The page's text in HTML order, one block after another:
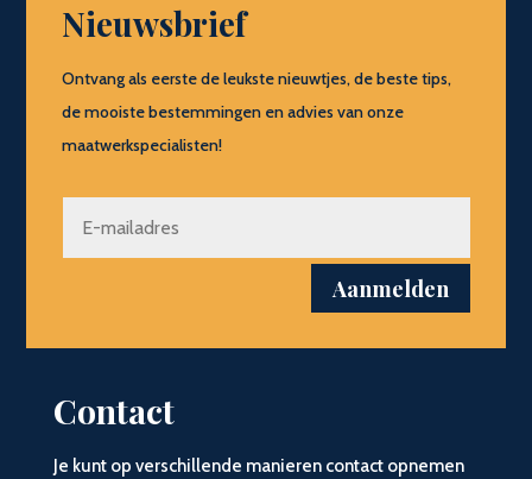
Nieuwsbrief
Ontvang als eerste de leukste nieuwtjes, de beste tips,
de mooiste bestemmingen en advies van onze
maatwerkspecialisten!
Aanmelden
Contact
Je kunt op verschillende manieren contact opnemen